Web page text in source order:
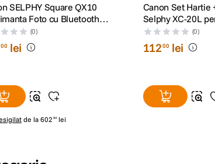
SELPHY Square QX10
Foto cu Bluetooth
(0)
00 lei
de la 602 94 lei
Canon Set Hartie
Selphy XC-20L
QX20
(0)
11200 lei